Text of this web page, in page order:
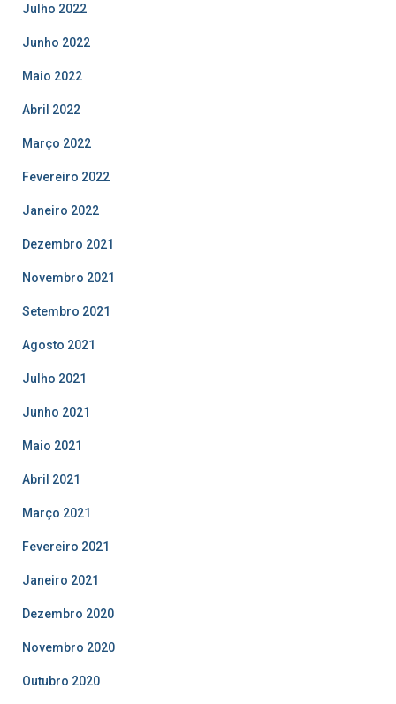
Julho 2022
Junho 2022
Maio 2022
Abril 2022
Março 2022
Fevereiro 2022
Janeiro 2022
Dezembro 2021
Novembro 2021
Setembro 2021
Agosto 2021
Julho 2021
Junho 2021
Maio 2021
Abril 2021
Março 2021
Fevereiro 2021
Janeiro 2021
Dezembro 2020
Novembro 2020
Outubro 2020